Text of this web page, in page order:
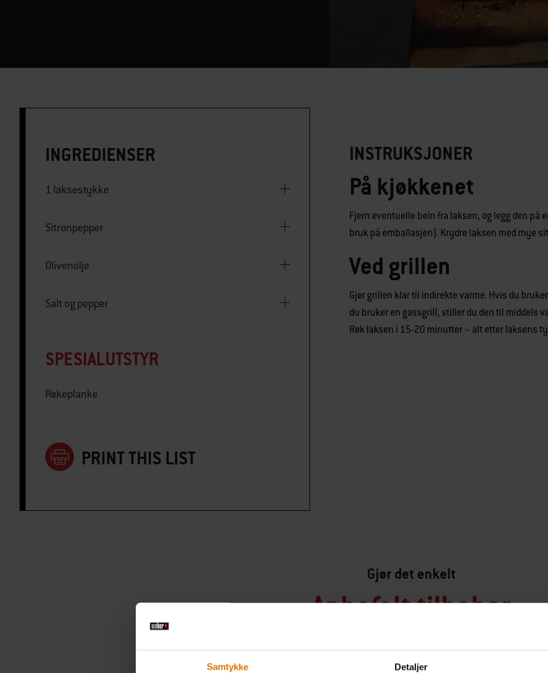
Samtykke Detaljer
INGREDIENSER
1 laksestykke
Sitronpepper
Olivenolje
Salt og pepper
SPESIALUTSTYR
Røkeplanke
PRINT THIS LIST
INSTRUKSJONER
På kjøkkenet
Fjern eventuelle bein fra laksen, og legg den
bruk på emballasjen). Krydre laksen med mye
Ved grillen
Gjør grillen klar til indirekte varme. Hvis du
du bruker en gassgrill, stiller du den til middels
Røk laksen i 15-20 minutter – alt etter laksens
Gjør det enkelt
Anbefalt tilbehør